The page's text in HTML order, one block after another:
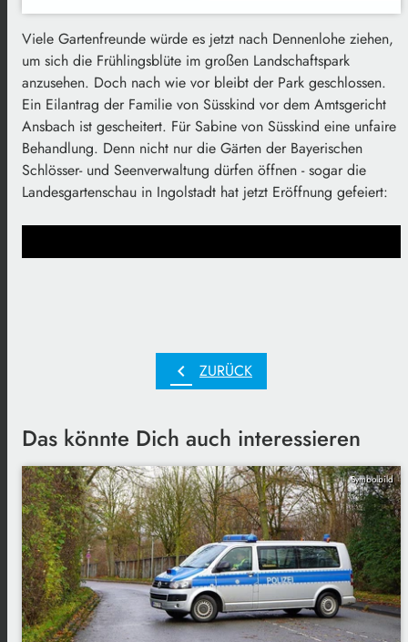
Viele Gartenfreunde würde es jetzt nach Dennenlohe ziehen,
um sich die Frühlingsblüte im großen Landschaftspark
anzusehen. Doch nach wie vor bleibt der Park geschlossen.
Ein Eilantrag der Familie von Süsskind vor dem Amtsgericht
Ansbach ist gescheitert. Für Sabine von Süsskind eine unfaire
Behandlung. Denn nicht nur die Gärten der Bayerischen
Schlösser- und Seenverwaltung dürfen öffnen - sogar die
Landesgartenschau in Ingolstadt hat jetzt Eröffnung gefeiert:
chevron_left ZURÜCK
Das könnte Dich auch interessieren
Symbolbild